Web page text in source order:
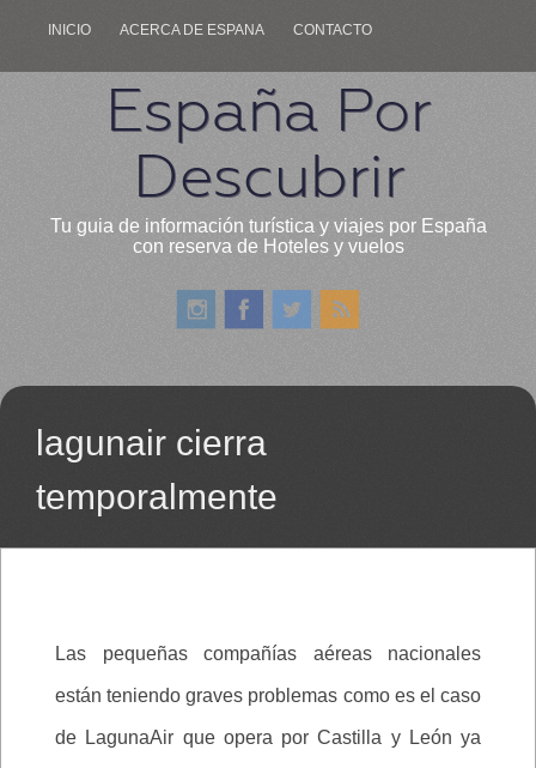
INICIO ACERCA DE ESPANA CONTACTO
España Por
Descubrir
Tu guia de información turística y viajes por España
con reserva de Hoteles y vuelos
lagunair cierra
temporalmente
Las pequeñas compañías aéreas nacionales
están teniendo graves problemas como es el caso
de LagunaAir que opera por Castilla y León ya